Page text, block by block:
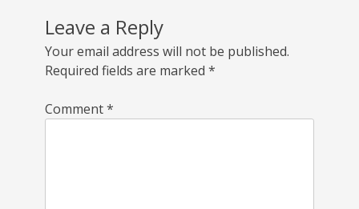
Leave a Reply
Your email address will not be published.
Required fields are marked *
Comment*